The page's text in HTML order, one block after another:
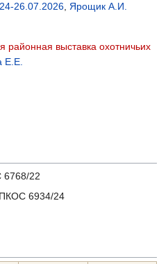
26.07.2026 Ярощик А.И.
районная выставка охотничьих
Е.Е.
22
6934/24